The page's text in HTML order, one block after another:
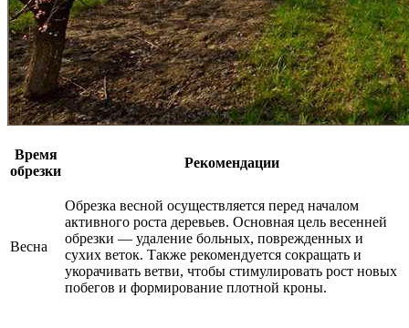
Время
обрезки
Рекомендации
Весна
Обрезка весной осуществляется перед началом
активного роста деревьев. Основная цель весенней
обрезки — удаление больных, поврежденных и
сухих веток. Также рекомендуется сокращать и
укорачивать ветви, чтобы стимулировать рост новых
побегов и формирование плотной кроны.